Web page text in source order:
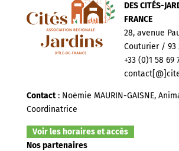
DES CITÉS-
FRANCE
28, avenue
Couturier / 93
+33 (0)1 58 69
Contact: Noëmie MAURIN-GAISNE,
Coordinatrice
Voir les horaires et accès
Nos partenaires